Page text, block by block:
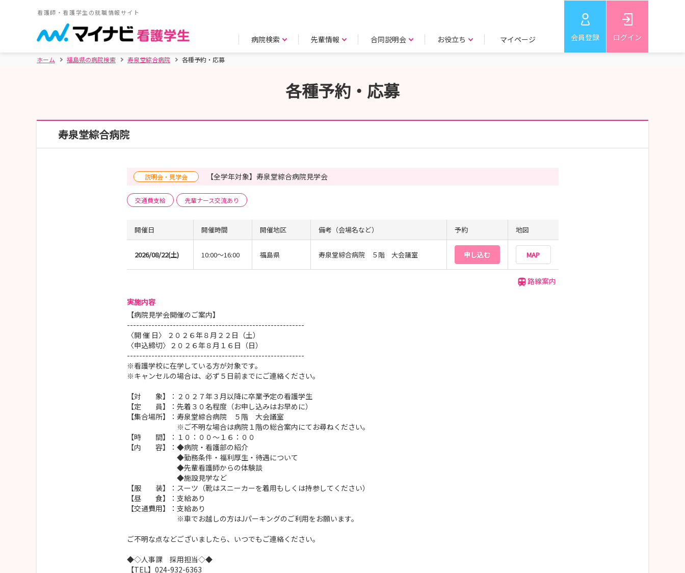
看護師・看護学生の就職情報サイト
病院検索 先輩情報 合同説明会 お役立ち マイページ 会員登録 ログイン
ホーム 福島県の病院検索 寿泉堂綜合病院 各種予約・応募
各種予約・応募
寿泉堂綜合病院
説明会・見学会 【全学年対象】寿泉堂綜合病院見学会
交通費支給 先輩ナース交流あり
開催日 開催時間 開催地区 備考（会場名など） 予約 地図
2026/08/22(土) 10:00～16:00 福島県 寿泉堂綜合病院 ５階 大会議室 申し込む MAP
路線案内
実施内容
【病院見学会開催のご案内】
----------------------------------------------------------
〈開 催 日〉 ２０２６年８月２２日（土）
〈申込締切〉２０２６年８月１６日（日）
----------------------------------------------------------
※看護学校に在学している方が対象です。
※キャンセルの場合は、必ず５日前までにご連絡ください。
【対 象】：２０２７年３月以降に卒業予定の看護学生
【定 員】：先着３０名程度（お申し込みはお早めに）
【集合場所】：寿泉堂綜合病院 ５階 大会議室
※ご不明な場合は病院１階の総合案内にてお尋ねください。
【時 間】：１０：００～１６：００
【内 容】：◆病院・看護部の紹介
◆勤務条件・福利厚生・待遇について
◆先輩看護師からの体験談
◆施設見学など
【服 装】：スーツ（靴はスニーカーを着用もしくは持参してください）
【昼 食】：支給あり
【交通費用】：支給あり
※車でお越しの方はJパーキングのご利用をお願います。
ご不明な点などございましたら、いつでもご連絡ください。
◆◇人事課 採用担当◇◆
【TEL】024-932-6363